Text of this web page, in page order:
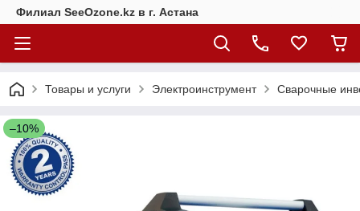
Филиал SeeOzone.kz в г. Астана
Товары и услуги Электроинструмент Сварочные
–10%